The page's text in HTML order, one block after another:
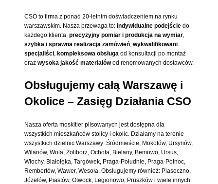
CSO to firma z ponad 20-letnim doświadczeniem na rynku
warszawskim. Nasza przewaga to: indywidualne podejście do
każdego klienta, precyzyjny pomiar i produkcja na wymiar,
szybka i sprawna realizacja zamówień, wykwalifikowani
specjaliści, kompleksowa obsługa od konsultacji po montaż
oraz wysoka jakość materiałówod renomowanych dostawców.
Obsługujemy całą Warszawę i
Okolice – Zasięg Działania CSO
Nasza oferta moskitier plisowanych jest dostępna dla
wszystkich mieszkańców stolicy i okolic. Działamy na terenie
wszystkich dzielnic Warszawy: Śródmieście, Mokotów, Ursynów,
Wilanów, Wola, Żoliborz, Ochota, Bielany, Bemowo, Ursus,
Włochy, Białołęka, Targówek, Praga-Południe, Praga-Północ,
Rembertów, Wawer, Wesoła. Obsługujemy również: Piaseczno,
Józefów, Piastów, Otwock, Legionowo, Pruszków i wiele innych